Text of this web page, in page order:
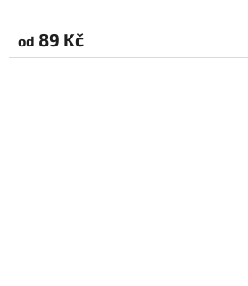
od 89 Kč